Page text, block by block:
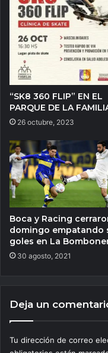
“SK8 360 FLIP” EN EL
PARQUE DE LA
26 octubre, 2023
Boca y Racing
domingo empatando
goles en La
30 agosto, 2021
Deja un
Tu dirección de correo